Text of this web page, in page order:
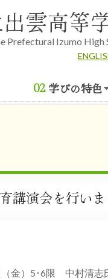
雲高等
Prefectural Izumo High
学びの特色
講演会を行い
金）5･6限 中村清志